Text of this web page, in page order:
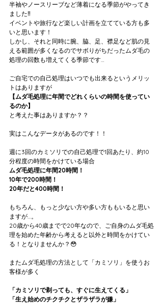
半袖やノースリーブなど薄着になる季節がやってき
ました‼️
イベントや旅行など楽しい計画を立てている方も多
いと思います！
しかし、それと同時に腕、脇、足、襟足など肌の見
える範囲が多くなるのでサボりがちだったムダ毛の
処理の回数も増えてくる季節です…
ご自宅での自己処理はいつでも出来るというメリッ
トはありますが
【ムダ毛処理に年間でどれくらいの時間を使ってい
るのか】
と考えた事はありますか？？
実はこんなデータがあるのです！！
週に3回のカミソリでの自己処理で1回あたり、約10
分程度の時間をかけている場合
ムダ毛処理に年間20時間！
10年で200時間！
20年だと400時間！
もちろん、もっと少ない方や多い方ももいると思い
ますが…。
20歳から40歳までで20年なので、ご自身のムダ毛処
理を始めた年齢から考えると以外と時間をかけてい
る！となりませんか？😳
またムダ毛処理の方法として「カミソリ」を使うお
客様が多く
「カミソリで剃っても、すぐに生えてくる」
「生え始めのチクチクとザラザラが嫌」